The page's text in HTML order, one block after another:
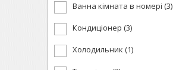
Ванна кімната в номері (3)
Кондиціонер (3)
Холодильник (1)